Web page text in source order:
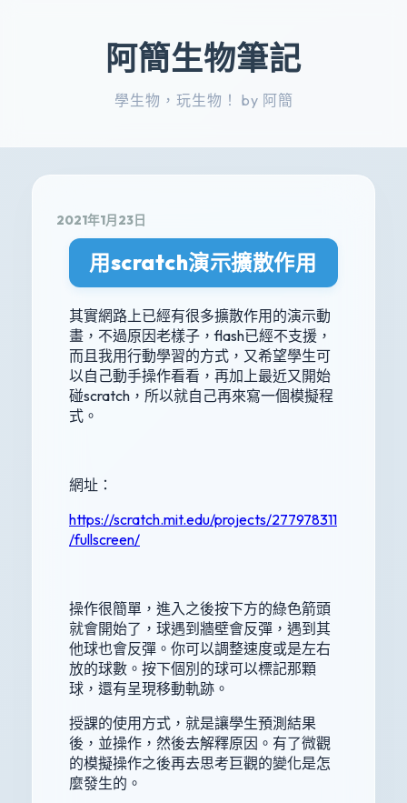
阿簡生物筆記
學生物，玩生物！ by 阿簡
2021年1月23日
用scratch演示擴散作用
其實網路上已經有很多擴散作用的演示動
畫，不過原因老樣子，flash已經不支援，
而且我用行動學習的方式，又希望學生可
以自己動手操作看看，再加上最近又開始
碰scratch，所以就自己再來寫一個模擬程
式。
網址：
https://scratch.mit.edu/projects/277978311
/fullscreen/
操作很簡單，進入之後按下方的綠色箭頭
就會開始了，球遇到牆壁會反彈，遇到其
他球也會反彈。你可以調整速度或是左右
放的球數。按下個別的球可以標記那顆
球，還有呈現移動軌跡。
授課的使用方式，就是讓學生預測結果
後，並操作，然後去解釋原因。有了微觀
的模擬操作之後再去思考巨觀的變化是怎
麼發生的。